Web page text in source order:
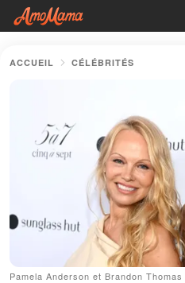
ACCUEIL CÉLÉBRITÉS
Pamela Anderson et Brandon